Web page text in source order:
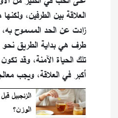
العلاقة بين الطرفين،
زادت عن الحد المسموح به،
طرف هي بداية الطريق نحو
تلك الحياة الآمنة، وقد
أكبر في العلاقة، ويجب
الزنجبيل
الوزن؟